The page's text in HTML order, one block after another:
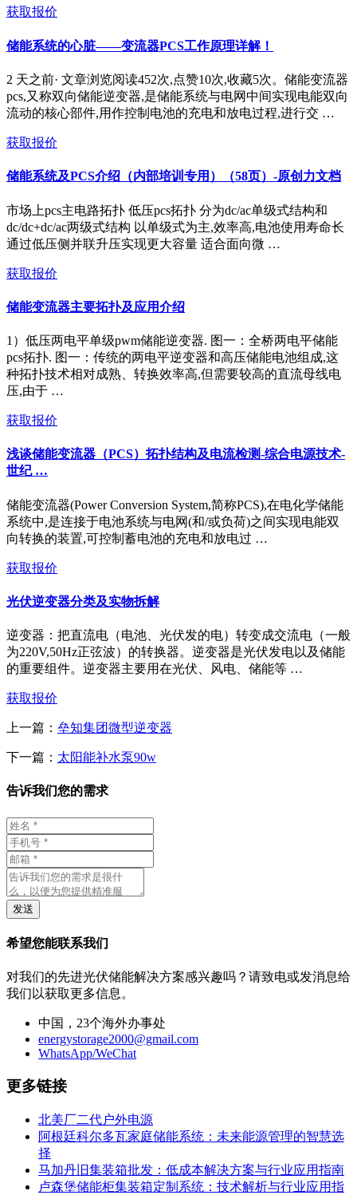
获取报价
储能系统的心脏——变流器PCS工作原理详解！
2 天之前· 文章浏览阅读452次,点赞10次,收藏5次。储能变流器
pcs,又称双向储能逆变器,是储能系统与电网中间实现电能双向
流动的核心部件,用作控制电池的充电和放电过程,进行交 …
获取报价
储能系统及PCS介绍（内部培训专用）（58页）-原创力文档
市场上pcs主电路拓扑 低压pcs拓扑 分为dc/ac单级式结构和
dc/dc+dc/ac两级式结构 以单级式为主,效率高,电池使用寿命长
通过低压侧并联升压实现更大容量 适合面向微 …
获取报价
储能变流器主要拓扑及应用介绍
1）低压两电平单级pwm储能逆变器. 图一：全桥两电平储能
pcs拓扑. 图一：传统的两电平逆变器和高压储能电池组成,这
种拓扑技术相对成熟、转换效率高,但需要较高的直流母线电
压,由于 …
获取报价
浅谈储能变流器（PCS）拓扑结构及电流检测-综合电源技术-
世纪 …
储能变流器(Power Conversion System,简称PCS),在电化学储能
系统中,是连接于电池系统与电网(和/或负荷)之间实现电能双
向转换的装置,可控制蓄电池的充电和放电过 …
获取报价
光伏逆变器分类及实物拆解
逆变器：把直流电（电池、光伏发的电）转变成交流电（一般
为220V,50Hz正弦波）的转换器。逆变器是光伏发电以及储能
的重要组件。逆变器主要用在光伏、风电、储能等 …
获取报价
上一篇： 垒知集团微型逆变器
下一篇： 太阳能补水泵90w
告诉我们您的需求
发送
希望您能联系我们
对我们的先进光伏储能解决方案感兴趣吗？请致电或发消息给
我们以获取更多信息。
中国，23个海外办事处
energystorage2000@gmail.com
WhatsApp/WeChat
更多链接
北美厂二代户外电源
阿根廷科尔多瓦家庭储能系统：未来能源管理的智慧选
择
马加丹旧集装箱批发：低成本解决方案与行业应用指南
卢森堡储能柜集装箱定制系统：技术解析与行业应用指